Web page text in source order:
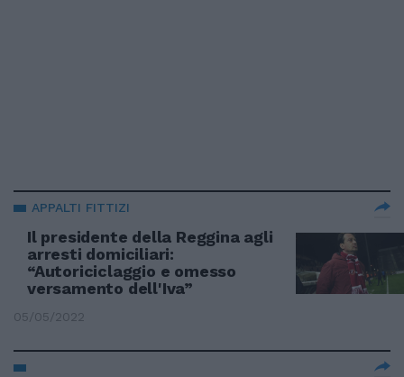
APPALTI FITTIZI
Il presidente della Reggina agli
arresti domiciliari:
“Autoriciclaggio e omesso
versamento dell'Iva”
05/05/2022